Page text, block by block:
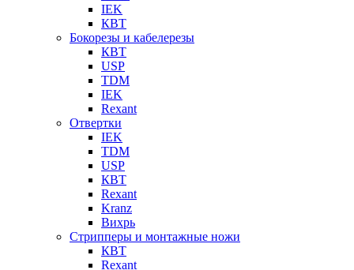
IEK
КВТ
Бокорезы и кабелерезы
КВТ
USP
TDM
IEK
Rexant
Отвертки
IEK
TDM
USP
КВТ
Rexant
Kranz
Вихрь
Стрипперы и монтажные ножи
КВТ
Rexant